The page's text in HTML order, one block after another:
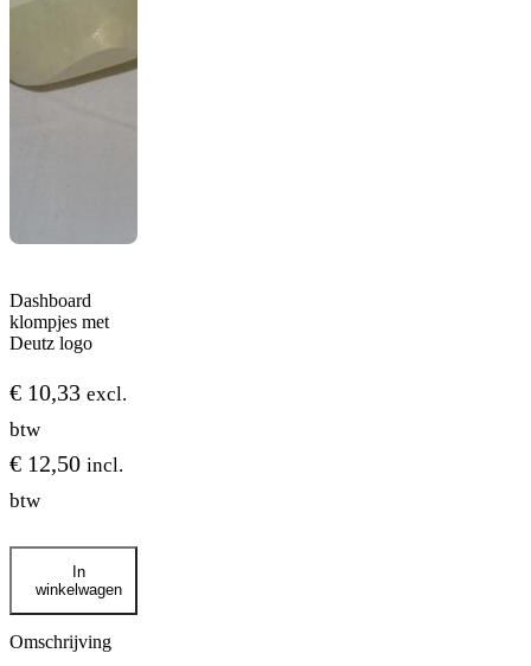
Dashboard
klompjes met
Deutz logo
€ 10,33 excl.
btw
€ 12,50 incl.
btw
Dashboard
klompjes
Deutz
logo
In
winkelwagen
Omschrijving